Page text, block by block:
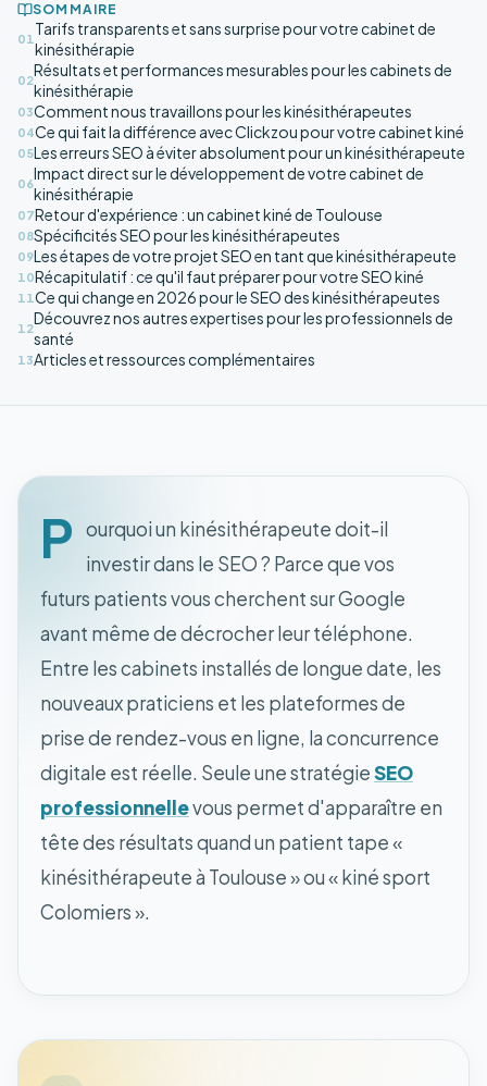
SOMMAIRE
01
Tarifs transparents et sans surprise pour votre cabinet de
kinésithérapie
02
Résultats et performances mesurables pour les cabinets de
kinésithérapie
03Comment nous travaillons pour les kinésithérapeutes
04Ce qui fait la différence avec Clickzou pour votre cabinet kiné
05Les erreurs SEO à éviter absolument pour un kinésithérapeute
06
Impact direct sur le développement de votre cabinet de
kinésithérapie
07Retour d'expérience : un cabinet kiné de Toulouse
08Spécificités SEO pour les kinésithérapeutes
09Les étapes de votre projet SEO en tant que kinésithérapeute
10Récapitulatif : ce qu'il faut préparer pour votre SEO kiné
11 Ce qui change en 2026 pour le SEO des kinésithérapeutes
12
Découvrez nos autres expertises pour les professionnels de
santé
13Articles et ressources complémentaires
P ourquoi un kinésithérapeute doit-il
investir dans le SEO ? Parce que vos
futurs patients vous cherchent sur Google
avant même de décrocher leur téléphone.
Entre les cabinets installés de longue date, les
nouveaux praticiens et les plateformes de
prise de rendez-vous en ligne, la concurrence
digitale est réelle. Seule une stratégieSEO
professionnellevous permet d'apparaître en
tête des résultats quand un patient tape «
kinésithérapeute à Toulouse » ou « kiné sport
Colomiers ».